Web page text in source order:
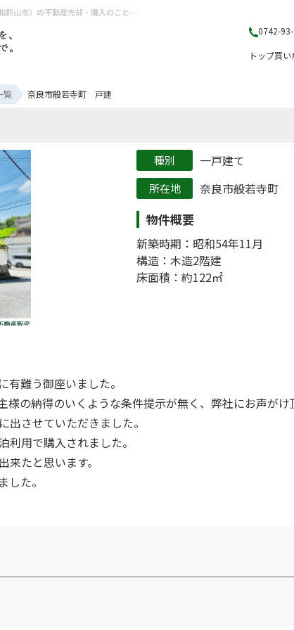
奈良市般若寺町 戸建の売却実績|奈良市般若寺町の一戸建て | 奈良県（奈良市・生駒市・大和郡山市）の不動産売却・購入のことなら株式会社丸山不動産販売
0742-
トップ買い
覧 奈良市般若寺町 戸建
一戸建て
奈良市般若寺町
物件概要
新築時期：昭和54年11月
構造：木造2階建
床面積：約122㎡
難う御座いました。
の納得のいくような条件提示が無く、弊社にお声がけ
させていただきました。
利用で購入されました。
たと思います。
た。